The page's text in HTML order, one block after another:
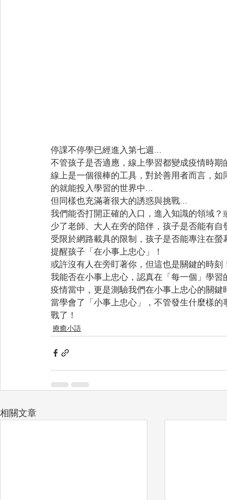
停課不停學已經進入第七週...
不管孩子是否適應，線上學習都變成疫情時期
線上是一個很棒的工具，對於善用者而言，
的就能投入學習的世界中...
但同樣也充滿著很大的誘惑與挑戰...
我們能否打開正確的入口，進入知識的領域
少了老師、大人在旁的陪伴，孩子是否能有
受限於網路載具的限制，孩子是否能專注在螢
提醒孩子「在小事上忠心」！
或許沒有人在旁盯著你，但這也是關鍵的時刻
我能否在小事上忠心，認真在「每一個」學
疫情當中，更是測驗我們在小事上忠心的關鍵
當學會了「小事上忠心」，不管發生什麼樣
戰了！
療癒小語
相關文章